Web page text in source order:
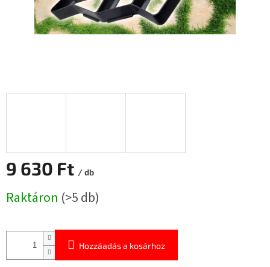
9 630 Ft / db
Raktáron (>5 db)
Hozzáadás a kosárhoz